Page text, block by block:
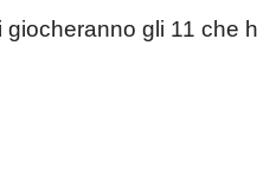
giocheranno gli 11 che